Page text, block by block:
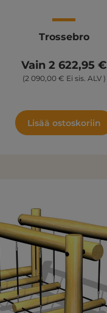
Trossebro
Vain 2 622,95 €
(2 090,00 € Ei sis. ALV )
Lisää ostoskoriin